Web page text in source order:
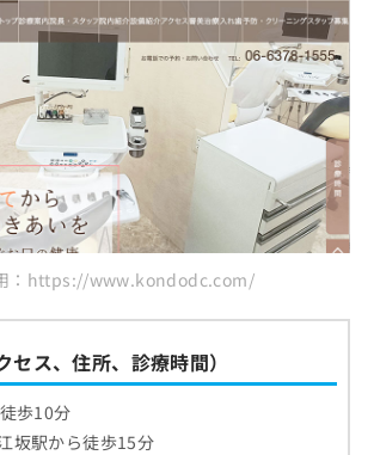
：https://www.kondodc.com/
セス、住所、診療時間）
歩10分
坂駅から徒歩15分